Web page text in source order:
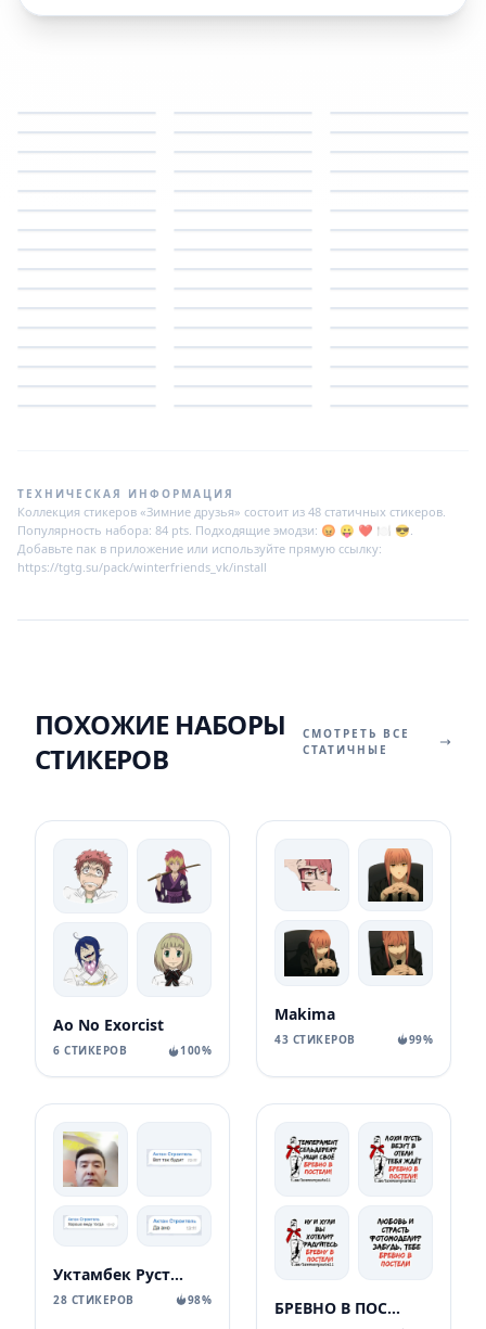
ТЕХНИЧЕСКАЯ ИНФОРМАЦИЯ
Коллекция стикеров «Зимние друзья» состоит из 48 статичных стикеров.
Популярность набора: 84 pts. Подходящие эмодзи: 😡 😛 ❤️ 🍽 😎.
Добавьте пак в приложение или используйте прямую ссылку:
https://tgtg.su/pack/winterfriends_vk/install
ПОХОЖИЕ НАБОРЫ
СТИКЕРОВ
СМОТРЕТЬ ВСЕ
СТАТИЧНЫЕ
Ao No Exorcist
6 СТИКЕРОВ 100%
Makima
43 СТИКЕРОВ 99%
Уктамбек Рустамбекович
28 СТИКЕРОВ 98% БРЕВНО В ПОСТЕЛИ